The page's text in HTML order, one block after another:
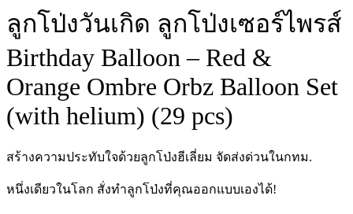
ลูกโป่งวันเกิด ลูกโป่งเซอร์ไพรส์
Birthday Balloon – Red &
Orange Ombre Orbz Balloon Set
(with helium) (29 pcs)
สร้างความประทับใจด้วยลูกโป่งฮีเลี่ยม จัดส่งด่วนในกทม.
หนึ่งเดียวในโลก สั่งทำลูกโป่งที่คุณออกแบบเองได้!